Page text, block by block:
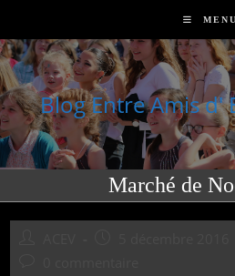
content
MENU
Blog Entre Amis d'
Marché de